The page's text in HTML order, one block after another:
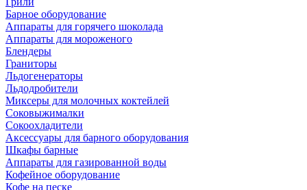
Барное оборудование
Аппараты для горячего шоколада
Аппараты для мороженого
Блендеры
Граниторы
Льдогенераторы
Льдодробители
Миксеры для молочных коктейлей
Соковыжималки
Сокоохладители
Аксессуары для барного оборудования
Шкафы барные
Аппараты для газированной воды
Кофейное оборудование
Кофе на песке